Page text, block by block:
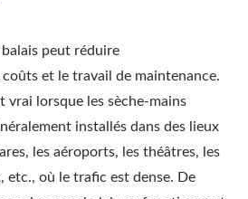
peut réduire
et le travail de maintenance.
vrai lorsque les sèche-mains
installés dans des lieux
les aéroports, les théâtres, les
etc., où le trafic est dense. De